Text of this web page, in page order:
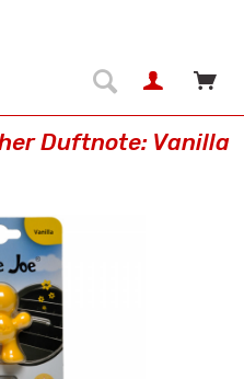
Duftnote: Vanilla